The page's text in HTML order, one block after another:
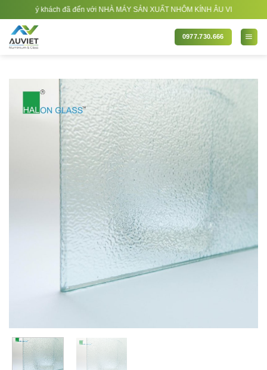
qua
nội
dung
quý khách đã đến với NHÀ MÁY SẢN XUẤT NHÔM KÍNH ÂU VIỆT. Nhà Sản
0977.730.666